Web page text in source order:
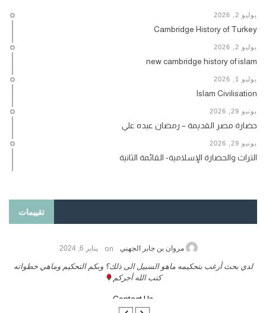
يوليو 2, 2026
Cambridge History of Turkey
يوليو 2, 2026
new cambridge history of islam
يوليو 1, 2026
Islam Civilisation
يونيو 29, 2026
حضارة مصر القديمة – رمضان عبده علي
يونيو 29, 2026
التراث والحضارة الإسلامية- القائمة الثانية
تقييمات
حامد الزريقي on يناير 25, 2026
السلام عليكم ورحمة الله وبركاتة أرغب بنشر كتابي معكم